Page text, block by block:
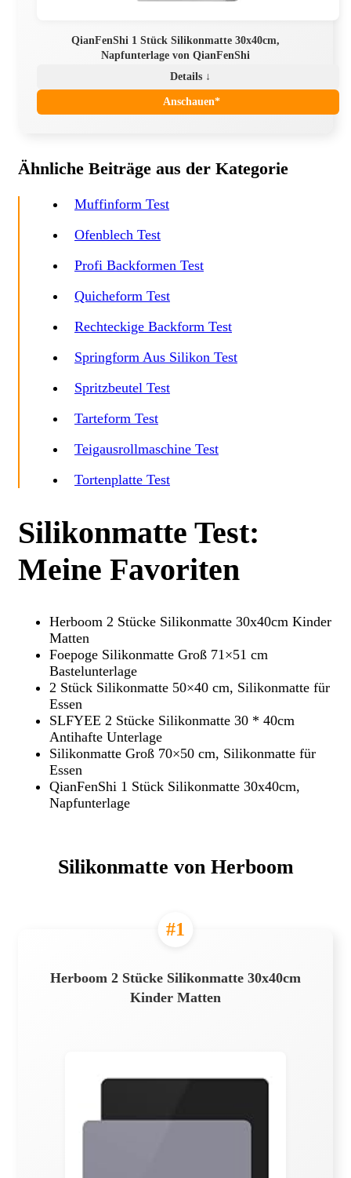
QianFenShi 1 Stück Silikonmatte 30x40cm,
Napfunterlage von QianFenShi
Details ↓
Anschauen*
Ähnliche Beiträge aus der Kategorie
Muffinform Test
Ofenblech Test
Profi Backformen Test
Quicheform Test
Rechteckige Backform Test
Springform Aus Silikon Test
Spritzbeutel Test
Tarteform Test
Teigausrollmaschine Test
Tortenplatte Test
Silikonmatte Test:
Meine Favoriten
Herboom 2 Stücke Silikonmatte 30x40cm Kinder
Matten
Foepoge Silikonmatte Groß 71×51 cm
Bastelunterlage
2 Stück Silikonmatte 50×40 cm, Silikonmatte für
Essen
SLFYEE 2 Stücke Silikonmatte 30 * 40cm
Antihafte Unterlage
Silikonmatte Groß 70×50 cm, Silikonmatte für
Essen
QianFenShi 1 Stück Silikonmatte 30x40cm,
Napfunterlage
Silikonmatte von Herboom
#1
Herboom 2 Stücke Silikonmatte 30x40cm
Kinder Matten